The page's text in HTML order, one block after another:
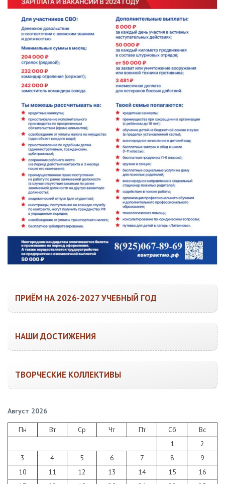
ПРИЁМ НА 2026-2027 УЧЕБНЫЙ ГОД
НАШИ ДОСТИЖЕНИЯ
ТВОРЧЕСКИЕ КОЛЛЕКТИВЫ
Август 2026
Пн Вт Ср Чт Пт Сб
Вс
1
2
3
4 5 6 7 8
9
10
11 12 13 14 15
16